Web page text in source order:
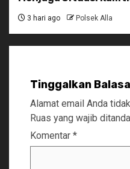
3 hari ago Polsek Alla
Tinggalkan
Alamat email Anda
Ruas yang wajib
Komentar *